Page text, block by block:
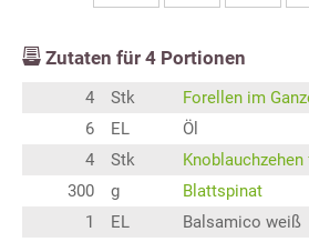
Zutaten für 4 Portionen
4 Stk
Forellen im
6
EL
Öl
4
Stk
300
g
Blattspinat
1
EL
Balsamico weiß